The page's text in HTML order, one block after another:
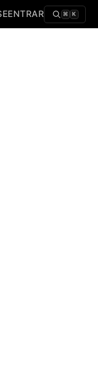
ENTRAR ⌘ K